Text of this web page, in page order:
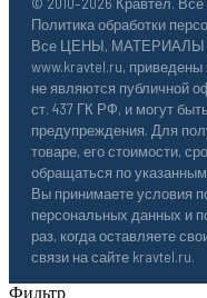
Политика обработки
Все ЦЕНЫ, МАТЕРИАЛЫ
www.kravtel.ru,
не являются публичной
ст. 437 ГК РФ, и могут
предупреждения. Для
товаре, его стоимости,
обращаться по
Вы принимаете условия
персональных данных и
раз, когда оставляете
связи на сайте kravtel.ru.
Фильтр